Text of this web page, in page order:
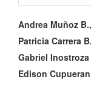
principal
del
artículo
Andrea Muñoz
Patricia Carrera
Gabriel Inostroza
Edison